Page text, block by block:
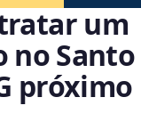
um
no Santo
próximo